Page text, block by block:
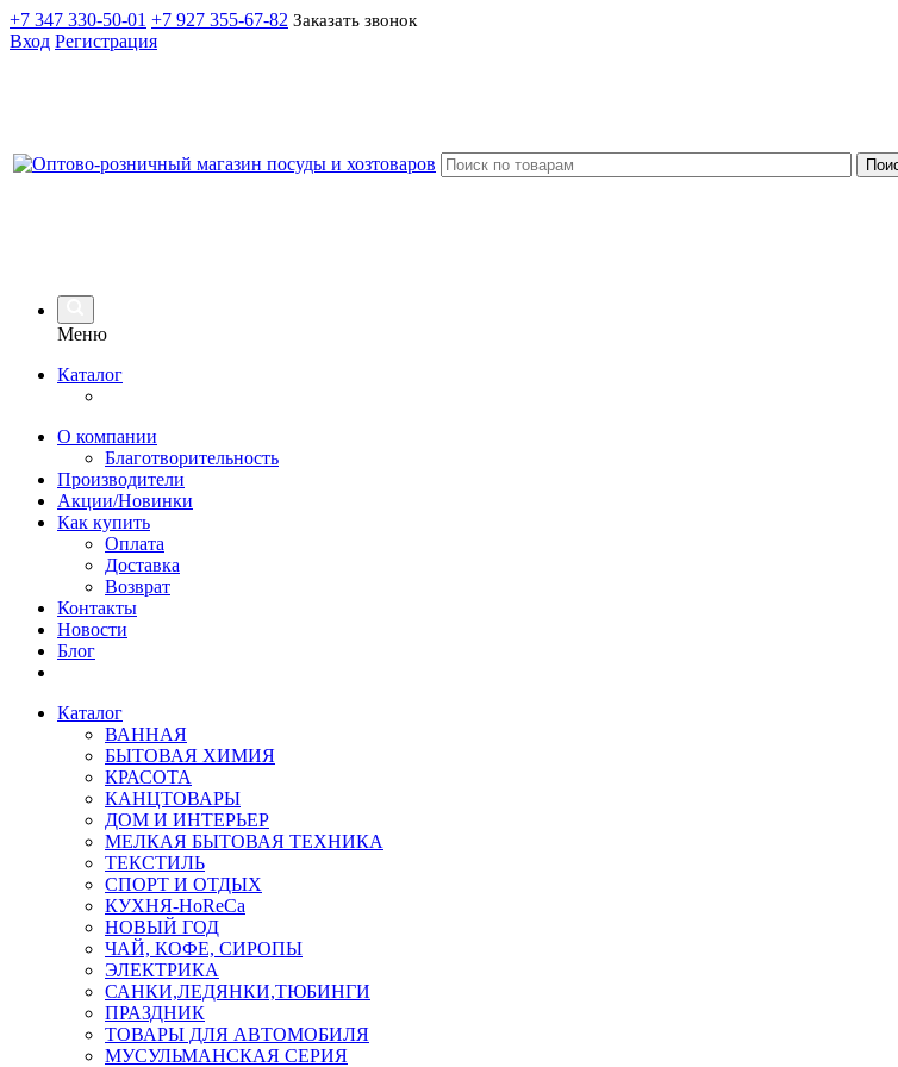
+7 347 330-50-01 +7 927 355-67-82 Заказать звонок
Вход Регистрация
Меню
Каталог
О компании
Благотворительность
Производители
Акции/Новинки
Как купить
Оплата
Доставка
Возврат
Контакты
Новости
Блог
Каталог
ВАННАЯ
БЫТОВАЯ ХИМИЯ
КРАСОТА
КАНЦТОВАРЫ
ДОМ И ИНТЕРЬЕР
МЕЛКАЯ БЫТОВАЯ ТЕХНИКА
ТЕКСТИЛЬ
СПОРТ И ОТДЫХ
КУХНЯ-HoReCa
НОВЫЙ ГОД
ЧАЙ, КОФЕ, СИРОПЫ
ЭЛЕКТРИКА
САНКИ,ЛЕДЯНКИ,ТЮБИНГИ
ПРАЗДНИК
ТОВАРЫ ДЛЯ АВТОМОБИЛЯ
МУСУЛЬМАНСКАЯ СЕРИЯ